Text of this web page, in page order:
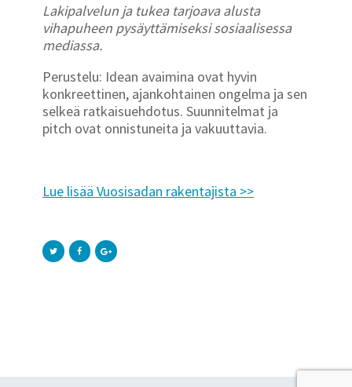
Lakipalvelun ja tukea tarjoava alusta
vihapuheen pysäyttämiseksi sosiaalisessa
mediassa.
Perustelu: Idean avaimina ovat hyvin
konkreettinen, ajankohtainen ongelma ja sen
selkeä ratkaisuehdotus. Suunnitelmat ja
pitch ovat onnistuneita ja vakuuttavia.
Lue lisää Vuosisadan rakentajista >>